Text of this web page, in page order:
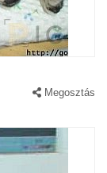
Megosztás